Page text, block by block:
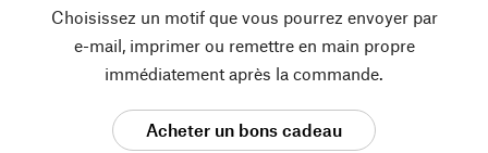
Choisissez un motif que vous pourrez envoyer par
e-mail, imprimer ou remettre en main propre
immédiatement après la commande.
Acheter un bons cadeau